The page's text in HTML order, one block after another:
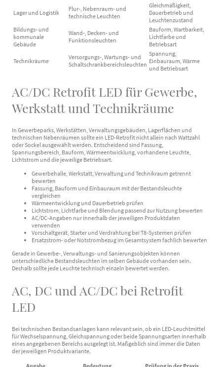
Lager und Logistik
Flur-, Nebenraum- und
technische Leuchten
Gleichmäßigkeit,
Dauerbetrieb und
Leuchtenzustand
Bildungs- und
kommunale
Gebäude
Wand-, Decken- und
Funktionsleuchten
Bauform, Wartbarkeit,
Lichtfarbe und
Betriebsart
Technikräume
Versorgungs-, Wartungs- und
Schaltschrankbereichsleuchten
Spannung,
Einbauraum, Wärme
und Betriebsart
AC/DC Retrofit LED für Gewerbe,
Werkstatt und Technikräume
In Gewerbeparks, Werkstätten, Verwaltungsgebäuden, Lagerflächen und
technischen Nebenräumen sollte ein LED-Retrofit nicht allein nach Wattzahl
oder Sockel ausgewählt werden. Entscheidend sind Fassung,
Spannungsbereich, Bauform, Wärmeentwicklung, vorhandene Leuchte,
Lichtstrom und die jeweilige Betriebsart.
Gewerbehalle, Werkstatt, Verwaltung und Technikraum getrennt
bewerten
Fassung, Bauform und Einbauraum mit der Bestandsleuchte
vergleichen
Wärmeentwicklung und Dauerbetrieb prüfen
Lichtstrom, Lichtfarbe und Blendung passend zur Nutzung bewerten
AC/DC-Angaben nur innerhalb der jeweiligen Produktdaten
verwenden
Vorschaltgerät, Starter und Verdrahtung bei T8-Systemen prüfen
Ersatzstrom- oder Notstrombezug im Gesamtsystem fachlich bewerten
Gerade in Gewerbe-, Verwaltungs- und Sanierungsobjekten können
unterschiedliche Bestandsleuchten im selben Gebäude vorhanden sein.
Deshalb sollte jede Leuchte technisch einzeln bewertet werden.
AC, DC und AC/DC bei Retrofit
LED
Bei technischen Bestandsanlagen kann relevant sein, ob ein LED-Leuchtmittel
für Wechselspannung, Gleichspannung oder beide Spannungsarten innerhalb
eines angegebenen Bereichs ausgelegt ist. Maßgeblich sind immer die Daten
der jeweiligen Produktvariante.